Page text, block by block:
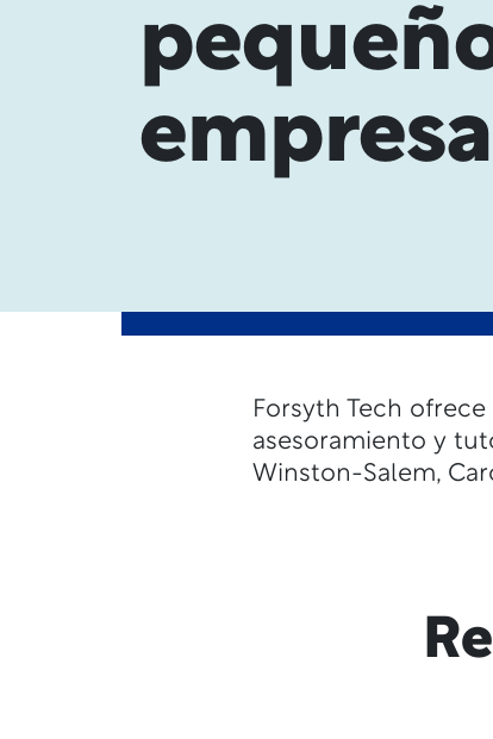
Forsyth Tech
asesoramiento y
Winston-Salem,